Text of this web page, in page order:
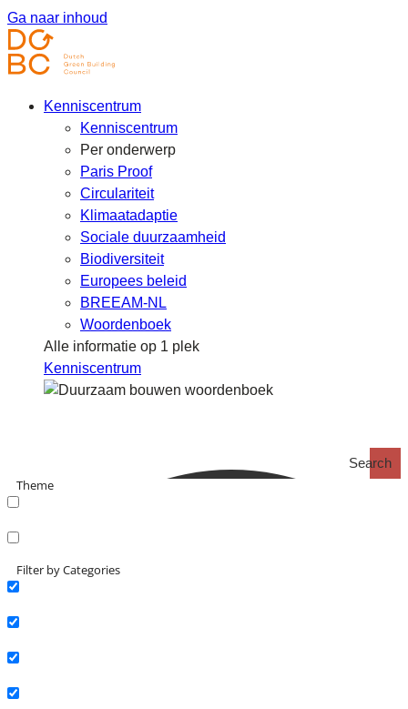
Ga naar inhoud
Kenniscentrum
Kenniscentrum
Per onderwerp
Paris Proof
Circulariteit
Klimaatadaptie
Sociale duurzaamheid
Biodiversiteit
Europees beleid
BREEAM-NL
Woordenboek
Alle informatie op 1 plek
Kenniscentrum
Search
Theme
Filter by Categories